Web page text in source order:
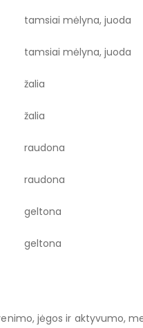
tamsiai mėlyna, juoda
tamsiai mėlyna, juoda
žalia
žalia
raudona
raudona
geltona
geltona
jėgos ir aktyvumo,